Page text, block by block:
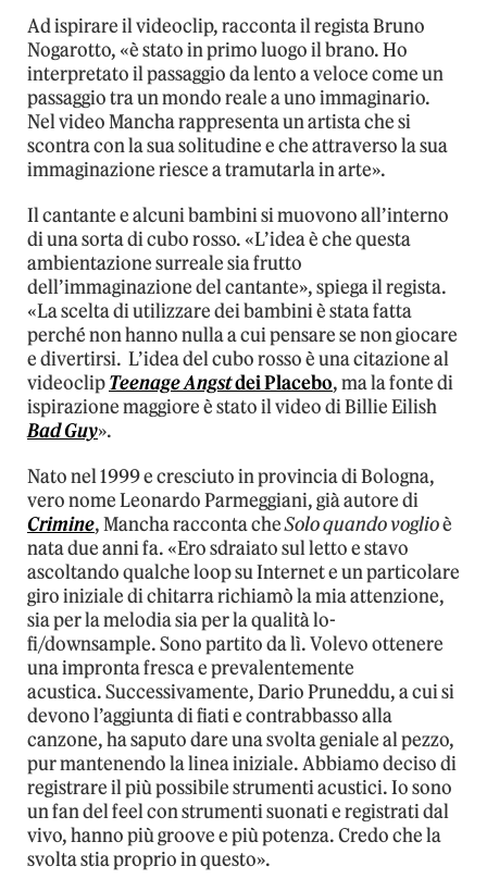
Ad ispirare il videoclip, racconta il regista Bruno
Nogarotto, «è stato in primo luogo il brano. Ho
interpretato il passaggio da lento a veloce come un
passaggio tra un mondo reale a uno immaginario.
Nel video Mancha rappresenta un artista che si
scontra con la sua solitudine e che attraverso la sua
immaginazione riesce a tramutarla in arte».
Il cantante e alcuni bambini si muovono all’interno
di una sorta di cubo rosso. «L’idea è che questa
ambientazione surreale sia frutto
dell’immaginazione del cantante», spiega il regista.
«La scelta di utilizzare dei bambini è stata fatta
perché non hanno nulla a cui pensare se non giocare
e divertirsi. L’idea del cubo rosso è una citazione al
videoclipTeenage Angstdei Placebo, ma la fonte di
ispirazione maggiore è stato il video di Billie Eilish
Bad Guy».
Nato nel 1999 e cresciuto in provincia di Bologna,
vero nome Leonardo Parmeggiani, già autore di
Crimine, Mancha racconta cheSolo quando voglioè
nata due anni fa. «Ero sdraiato sul letto e stavo
ascoltando qualche loop su Internet e un particolare
giro iniziale di chitarra richiamò la mia attenzione,
sia per la melodia sia per la qualità lo-
fi/downsample. Sono partito da lì. Volevo ottenere
una impronta fresca e prevalentemente
acustica. Successivamente, Dario Pruneddu, a cui si
devono l’aggiunta di fiati e contrabbasso alla
canzone, ha saputo dare una svolta geniale al pezzo,
pur mantenendo la linea iniziale. Abbiamo deciso di
registrare il più possibile strumenti acustici. Io sono
un fan del feel con strumenti suonati e registrati dal
vivo, hanno più groove e più potenza. Credo che la
svolta stia proprio in questo».